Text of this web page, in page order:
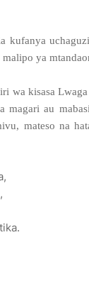
kufanya
ya
wa kisasa
magari au
mateso na